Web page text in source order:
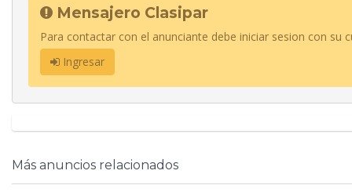
Mensajero Clasipar
Para contactar con el anunciante debe iniciar sesion con su
Ingresar
Más anuncios relacionados